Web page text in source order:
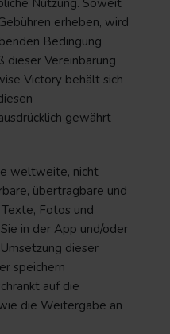
Nutzung. Soweit
erheben, wird
Bedingung
dieser Vereinbarung
Victory behält sich
gewährt
weltweite, nicht
übertragbare und
Fotos und
in der App und/oder
dieser
speichern
auf die
die Weitergabe an